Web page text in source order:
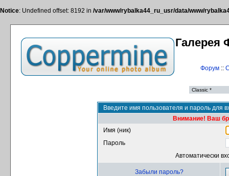
Notice: Undefined offset: 8192 in /var/www/rybalka44_ru_usr/data/www/
Галерея
Форум::
Введите имя пользователя и пароль для
Внимание! Ваш
Имя (ник)
Пароль
Автоматически
Забыли пароль?